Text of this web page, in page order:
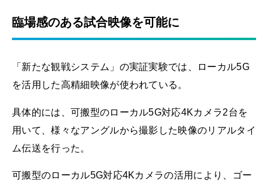
臨場感のある試合映像を可能に
「新たな観戦システム」の実証実験では、ローカル5G
を活用した高精細映像が使われている。
具体的には、可搬型のローカル5G対応4Kカメラ2台を
用いて、様々なアングルから撮影した映像のリアルタイ
ム伝送を行った。
可搬型のローカル5G対応4Kカメラの活用により、ゴー